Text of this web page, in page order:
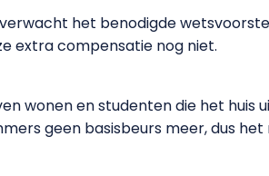
het benodigde
extra compensatie nog niet.
wonen en studenten die het huis
geen basisbeurs meer, dus